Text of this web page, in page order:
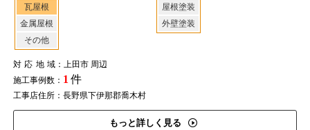
瓦屋根
金属屋根
その他
屋根塗装
外壁塗装
対応地域：上田市 周辺
施工事例数： 1 件
工事店住所：長野県下伊那郡喬木村
もっと詳しく見る